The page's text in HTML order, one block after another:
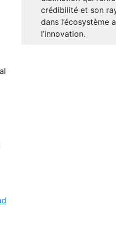
crédibilité et son
dans l’écosystème
l’innovation.